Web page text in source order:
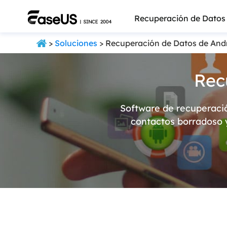
Recuperación de Datos
> Soluciones > Recuperación de Datos de
Software de
contactos borradoso